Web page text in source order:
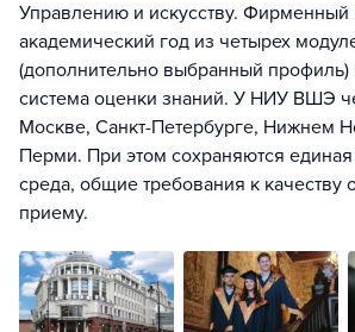
Управлению и искусству. Фирменный
академический год из четырех
(дополнительно выбранный профиль)
система оценки знаний. У НИУ ВШЭ
Москве, Санкт-Петербурге, Нижнем
Перми. При этом сохраняются единая
среда, общие требования к качеству
приему.